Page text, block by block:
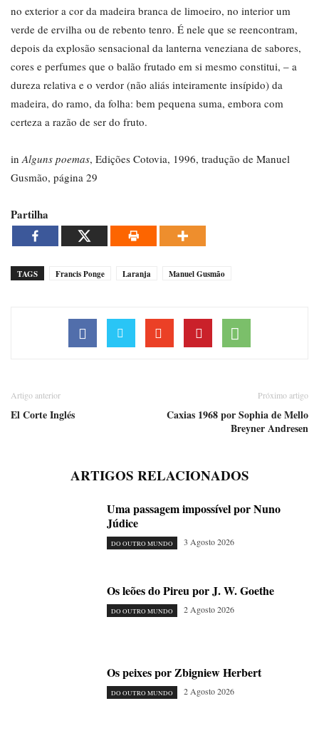
no exterior a cor da madeira branca de limoeiro, no interior um
verde de ervilha ou de rebento tenro. É nele que se reencontram,
depois da explosão sensacional da lanterna veneziana de sabores,
cores e perfumes que o balão frutado em si mesmo constitui, – a
dureza relativa e o verdor (não aliás inteiramente insípido) da
madeira, do ramo, da folha: bem pequena suma, embora com
certeza a razão de ser do fruto.
inAlguns poemas, Edições Cotovia, 1996, tradução de Manuel
Gusmão, página 29
Partilha
TAGS Francis Ponge Laranja Manuel Gusmão
Artigo anterior
El Corte Inglés
Próximo artigo
Caxias 1968 por Sophia de Mello
Breyner Andresen
ARTIGOS RELACIONADOS
Uma passagem impossível por Nuno
Júdice
DO OUTRO MUNDO 3 Agosto 2026
Os leões do Pireu por J. W. Goethe
DO OUTRO MUNDO 2 Agosto 2026
Os peixes por Zbigniew Herbert
DO OUTRO MUNDO 2 Agosto 2026